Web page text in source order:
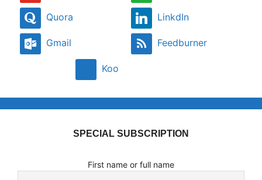
Quora LinkdIn
Gmail Feedburner
Koo
SPECIAL SUBSCRIPTION
First name or full name